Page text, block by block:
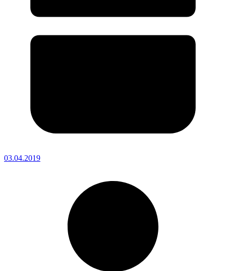
03.04.2019